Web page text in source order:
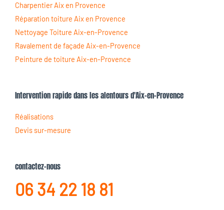
Charpentier Aix en Provence
Réparation toiture Aix en Provence
Nettoyage Toiture Aix-en-Provence
Ravalement de façade Aix-en-Provence
Peinture de toiture Aix-en-Provence
Intervention rapide dans les alentours d'Aix-en-Provence
Réalisations
Devis sur-mesure
contactez-nous
06 34 22 18 81